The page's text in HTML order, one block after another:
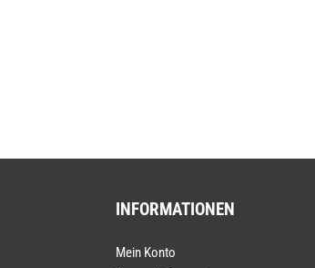
INFORMATIONEN
Mein Konto